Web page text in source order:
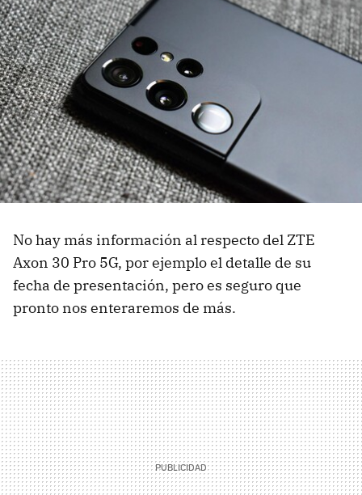
No hay más información al respecto del ZTE
Axon 30 Pro 5G, por ejemplo el detalle de su
fecha de presentación, pero es seguro que
pronto nos enteraremos de más.